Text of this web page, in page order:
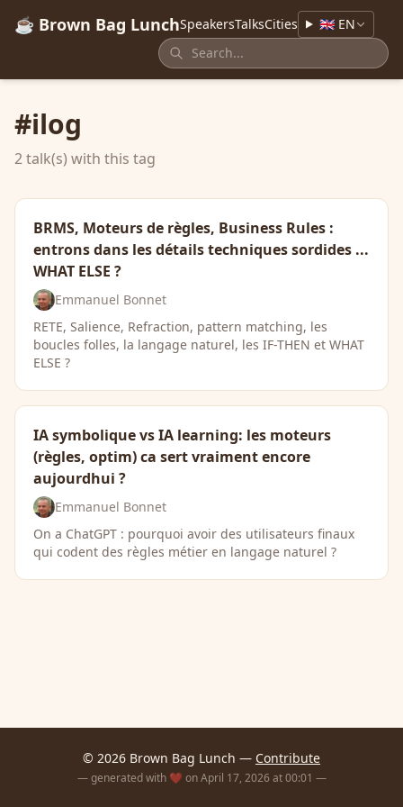
☕ Brown Bag LunchSpeakersTalksCities 🇬🇧 EN
#ilog
2 talk(s) with this tag
BRMS, Moteurs de règles, Business Rules :
entrons dans les détails techniques sordides ...
WHAT ELSE ?
Emmanuel Bonnet
RETE, Salience, Refraction, pattern matching, les
boucles folles, la langage naturel, les IF-THEN et WHAT
ELSE ?
IA symbolique vs IA learning: les moteurs
(règles, optim) ca sert vraiment encore
aujourdhui ?
Emmanuel Bonnet
On a ChatGPT : pourquoi avoir des utilisateurs finaux
qui codent des règles métier en langage naturel ?
© 2026 Brown Bag Lunch — Contribute
— generated with ❤️ on April 17, 2026 at 00:01 —